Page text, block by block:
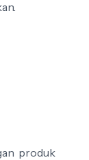
produk